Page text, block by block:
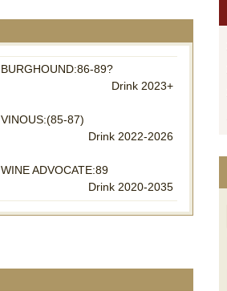
BURGHOUND:86-89?
Drink 2023+
VINOUS:(85-87)
Drink 2022-2026
WINE ADVOCATE:89
Drink 2020-2035